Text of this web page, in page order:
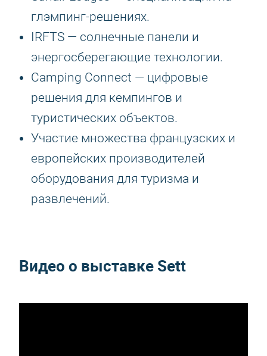
глэмпинг-решениях.
IRFTS — солнечные панели и
энергосберегающие технологии.
Camping Connect — цифровые
решения для кемпингов и
туристических объектов.
Участие множества французских и
европейских производителей
оборудования для туризма и
развлечений.
Видео о выставке Sett